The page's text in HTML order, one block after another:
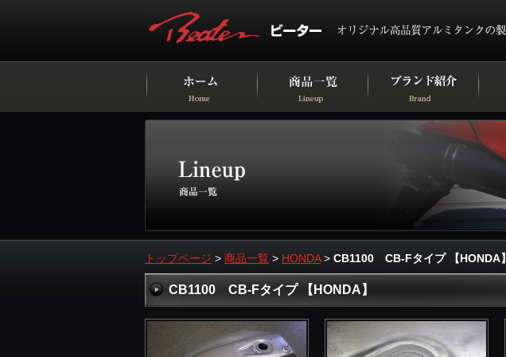
トップページ > 商品一覧 > HONDA> CB1100 CB-Fタイプ 【HONDA】
CB1100 CB-Fタイプ 【HONDA】